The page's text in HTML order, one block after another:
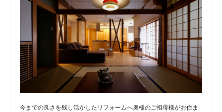
今までの良さを残し活かしたリフォームへ奥様のご祖母様がお住ま